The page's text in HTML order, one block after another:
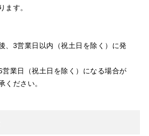
ます。
、3営業日以内（祝土日を除く）に発
業日（祝土日を除く）になる場合が
ください。